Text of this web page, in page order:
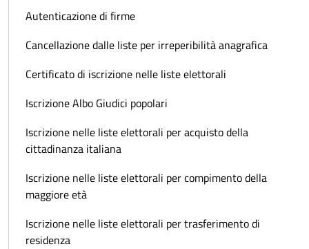
Autenticazione di firme
Cancellazione dalle liste per irreperibilità anagrafica
Certificato di iscrizione nelle liste elettorali
Iscrizione Albo Giudici popolari
Iscrizione nelle liste elettorali per acquisto della
cittadinanza italiana
Iscrizione nelle liste elettorali per compimento della
maggiore età
Iscrizione nelle liste elettorali per trasferimento di
residenza